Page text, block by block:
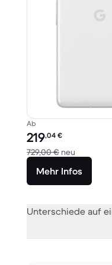
Ab
Preis des erneuerten
219,04 €
729,00 € neu
Mehr Infos
Unterschiede auf